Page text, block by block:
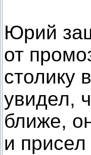
Юрий
от
столику
увидел,
ближе,
и